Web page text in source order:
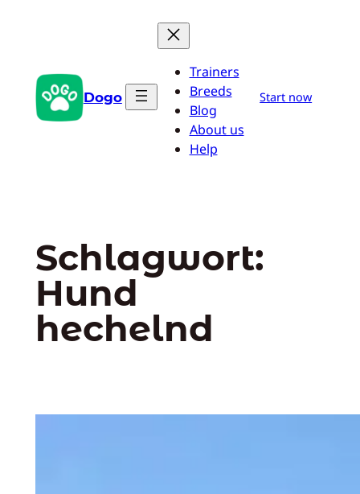
Dogo
Trainers
Breeds
Blog
About us
Help
Start now
Schlagwort:
Hund
hechelnd